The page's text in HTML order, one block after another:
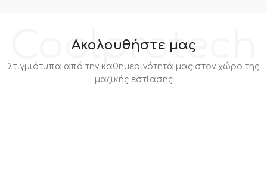
Coolprotech
Ακολουθήστε μας
Στιγμιότυπα από την καθημερινότητά μας στον χώρο της
μαζικής εστίασης